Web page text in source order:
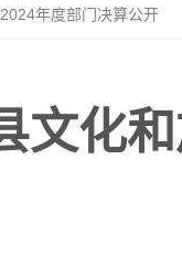
年度部门决算公开
文化